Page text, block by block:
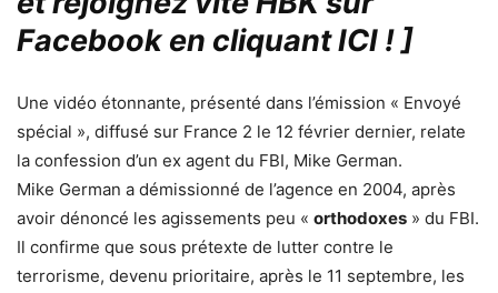
Facebook en cliquant ICI !]
Une vidéo étonnante, présenté dans l’émission « Envoyé
spécial », diffusé sur France 2 le 12 février dernier, relate
la confession d’un ex agent du FBI, Mike German.
Mike German a démissionné de l’agence en 2004, après
avoir dénoncé les agissements peu « orthodoxes » du FBI.
Il confirme que sous prétexte de lutter contre le
terrorisme, devenu prioritaire, après le 11 septembre, les